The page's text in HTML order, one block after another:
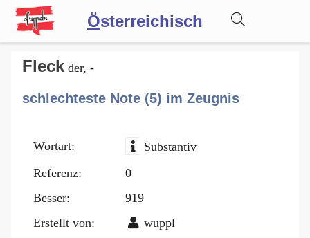
Österreichisch
Wörterbuch
Forum
Blog
Fleck der, -
schlechteste Note (5) im Zeugnis
Wortart:
Substantiv
Referenz:
0
Besser:
919
Erstellt von:
wuppl